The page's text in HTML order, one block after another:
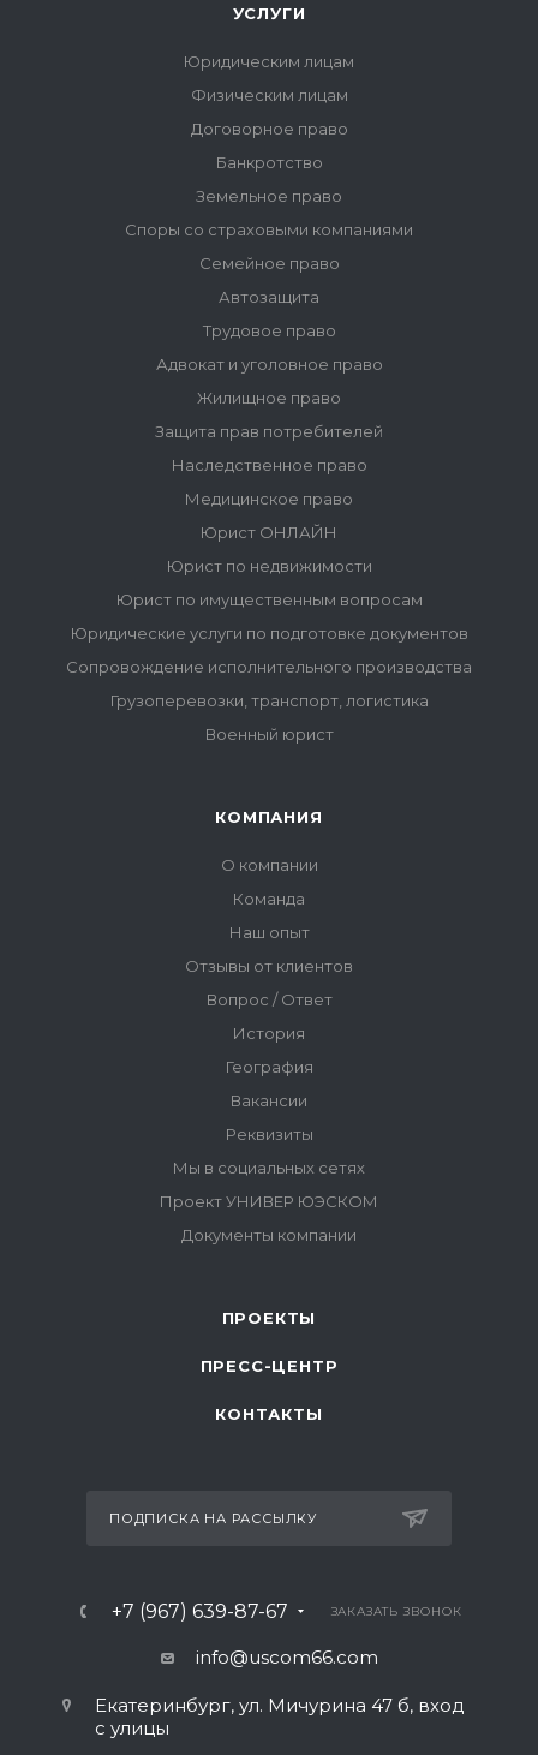
ПРОЕКТЫ
ПРЕСС-ЦЕНТР
КОНТАКТЫ
ПОДПИСКА НА РАССЫЛКУ
+7 (967) 639-87-67 ЗАКАЗАТЬ ЗВОНОК
info@uscom66.com
Екатеринбург, ул. Мичурина 47 б, вход
с улицы